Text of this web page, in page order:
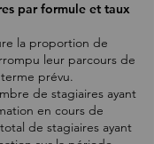
par formule et taux
la proportion de
leur parcours de
prévu.
de stagiaires ayant
en cours de
de stagiaires ayant